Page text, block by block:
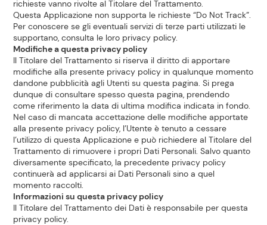
richieste vanno rivolte al Titolare del Trattamento.
Questa Applicazione non supporta le richieste “Do Not Track”.
Per conoscere se gli eventuali servizi di terze parti utilizzati le
supportano, consulta le loro privacy policy.
Modifiche a questa privacy policy
Il Titolare del Trattamento si riserva il diritto di apportare
modifiche alla presente privacy policy in qualunque momento
dandone pubblicità agli Utenti su questa pagina. Si prega
dunque di consultare spesso questa pagina, prendendo
come riferimento la data di ultima modifica indicata in fondo.
Nel caso di mancata accettazione delle modifiche apportate
alla presente privacy policy, l’Utente è tenuto a cessare
l’utilizzo di questa Applicazione e può richiedere al Titolare del
Trattamento di rimuovere i propri Dati Personali. Salvo quanto
diversamente specificato, la precedente privacy policy
continuerà ad applicarsi ai Dati Personali sino a quel
momento raccolti.
Informazioni su questa privacy policy
Il Titolare del Trattamento dei Dati è responsabile per questa
privacy policy.